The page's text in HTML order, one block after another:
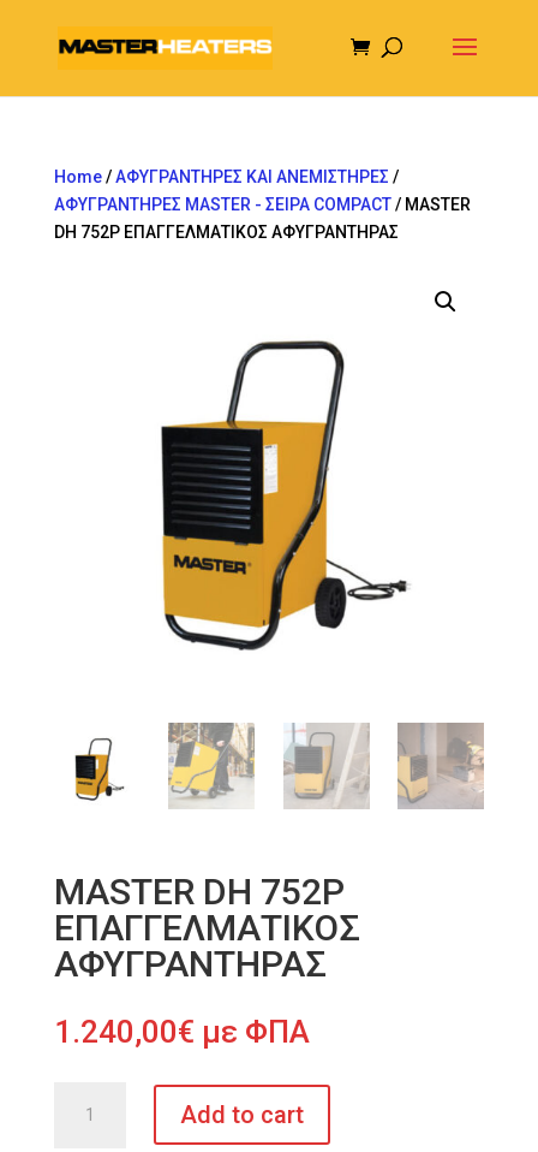
Home/ΑΦΥΓΡΑΝΤΗΡΕΣ ΚΑΙ ΑΝΕΜΙΣΤΗΡΕΣ /
ΑΦΥΓΡΑΝΤΗΡΕΣ MASTER - ΣΕΙΡΑ COMPACT/ MASTER
DH 752P ΕΠΑΓΓΕΛΜΑΤΙΚΟΣ ΑΦΥΓΡΑΝΤΗΡΑΣ
MASTER DH 752P
ΕΠΑΓΓΕΛΜΑΤΙΚΟΣ
ΑΦΥΓΡΑΝΤΗΡΑΣ
1.240,00€ με ΦΠΑ
Add to cart